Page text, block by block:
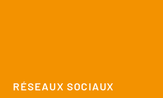
RÉSEAUX SOCIAUX